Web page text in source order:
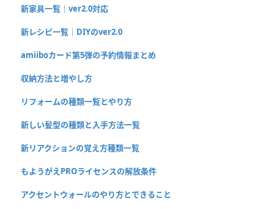
新家具一覧｜ver2.0対応
新レシピ一覧｜DIYのver2.0
amiiboカード第5弾の予約情報まとめ
収納方法と増やし方
リフォームの種類一覧とやり方
新しい髪型の種類と入手方法一覧
新リアクションの覚え方種類一覧
もようがえPROライセンスの解放条件
アクセントウォールのやり方とできること